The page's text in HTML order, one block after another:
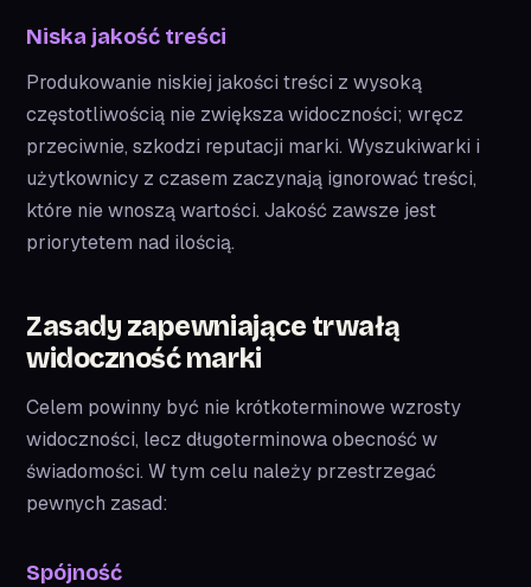
Niska jakość treści
Produkowanie niskiej jakości treści z wysoką
częstotliwością nie zwiększa widoczności; wręcz
przeciwnie, szkodzi reputacji marki. Wyszukiwarki i
użytkownicy z czasem zaczynają ignorować treści,
które nie wnoszą wartości. Jakość zawsze jest
priorytetem nad ilością.
Zasady zapewniające trwałą
widoczność marki
Celem powinny być nie krótkoterminowe wzrosty
widoczności, lecz długoterminowa obecność w
świadomości. W tym celu należy przestrzegać
pewnych zasad:
Spójność